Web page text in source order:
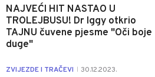
NAJVEĆI HIT NASTAO U
TROLEJBUSU! Dr Iggy otkrio
TAJNU čuvene pjesme "Oči boje
duge"
ZVIJEZDE I TRAČEVI 30.12.2023.